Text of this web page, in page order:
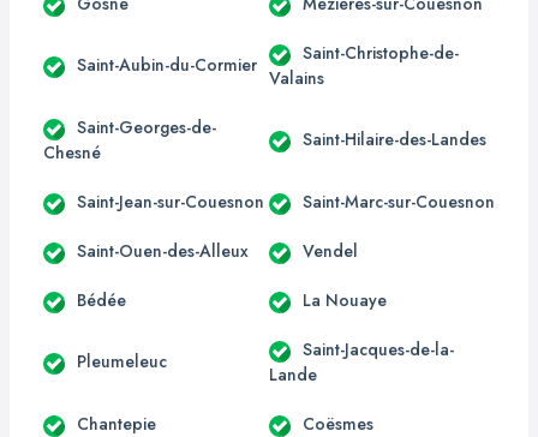
Saint-Aubin-du-Cormier
Saint-Christophe-de-
Valains
Saint-Georges-de-
Chesné
Saint-Hilaire-des-Landes
Saint-Jean-sur-Couesnon Saint-Marc-sur-Couesnon
Saint-Ouen-des-Alleux Vendel
Bédée La Nouaye
Pleumeleuc
Saint-Jacques-de-la-
Lande
Chantepie Coësmes